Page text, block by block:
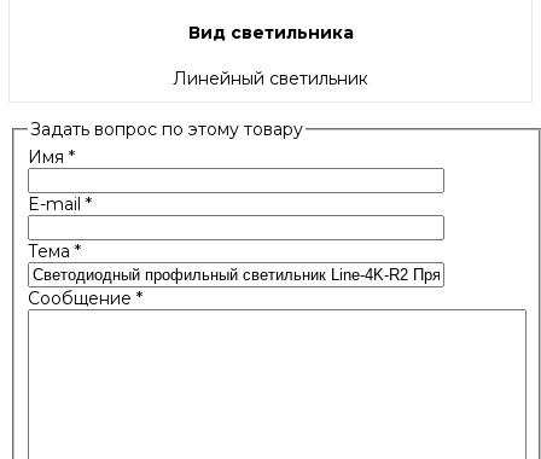
Вид светильника
Линейный светильник
Задать вопрос по этому товару
Имя *
E-mail *
Тема *
Сообщение *